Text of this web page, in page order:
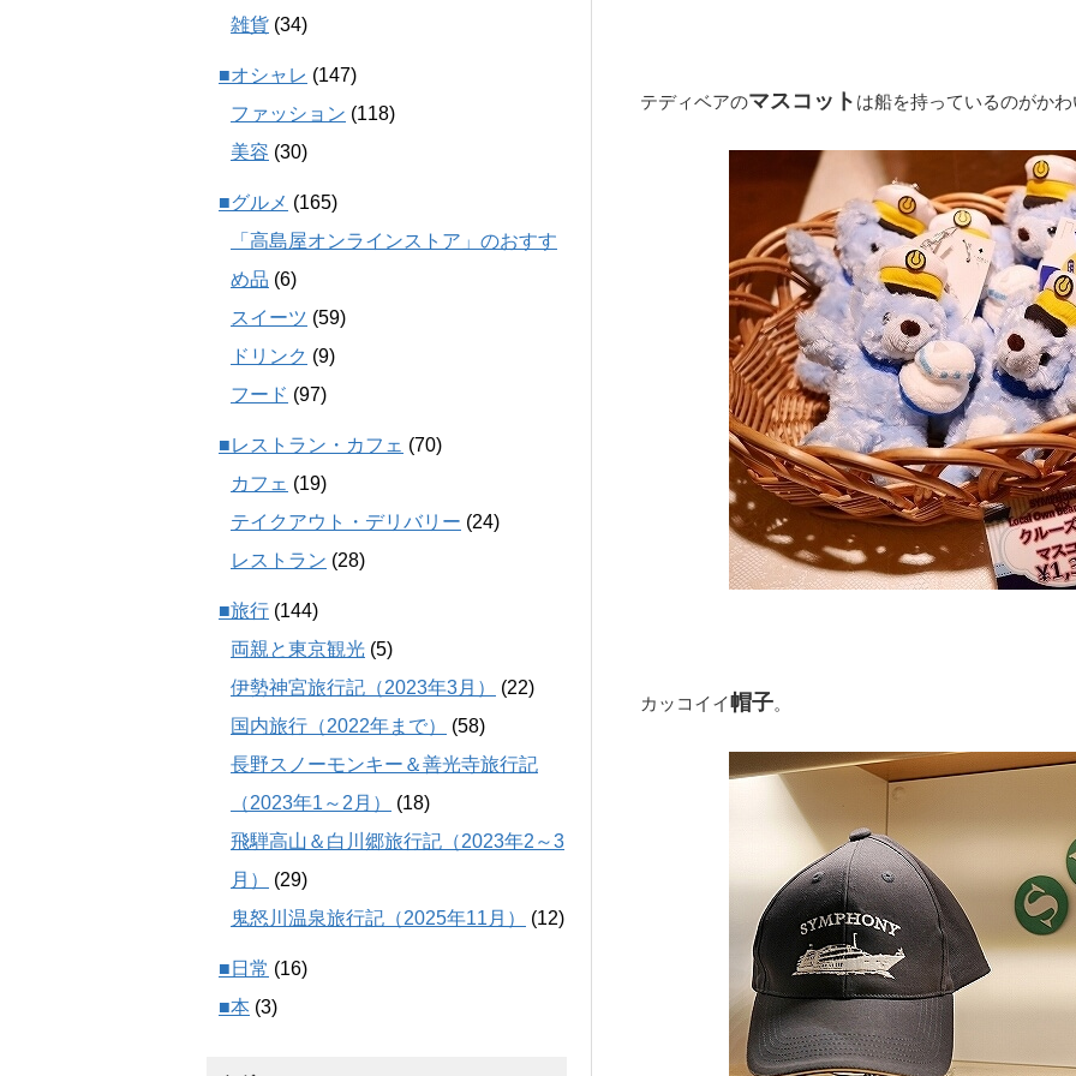
テディベアのマスコット は船を持っているのがか
カッコイイ帽子。
雑貨 (34)
■オシャレ (147)
ファッション (118)
美容 (30)
■グルメ (165)
「高島屋オンラインストア」のおすす
め品 (6)
スイーツ (59)
ドリンク (9)
フード (97)
■レストラン・カフェ (70)
カフェ (19)
テイクアウト・デリバリー (24)
レストラン (28)
■旅行 (144)
両親と東京観光 (5)
伊勢神宮旅行記（2023年3月）
(22)
国内旅行（2022年まで）
(58)
長野スノーモンキー＆善光寺旅行記
（2023年1～2月）
(18)
飛騨高山＆白川郷旅行記（2023年2～3
月）
(29)
鬼怒川温泉旅行記（2025年11月）
(12)
■日常 (16)
■本 (3)